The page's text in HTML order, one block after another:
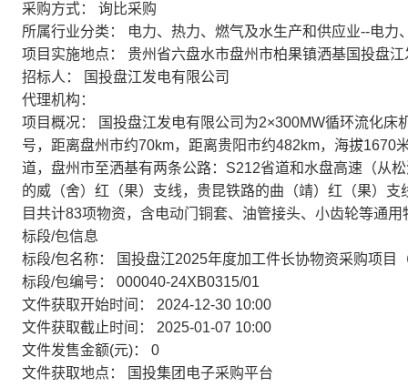
采购方式：
询比采购
所属行业分类：
电力、热力、燃气及水生产和供应业--电力
项目实施地点：
贵州省六盘水市盘州市柏果镇洒基国投盘
招标人：
国投盘江发电有限公司
代理机构：
项目概况：
国投盘江发电有限公司为2×300MW循环流化
号，距离盘州市约70km，距离贵阳市约482km，海拔1670
道，盘州市至洒基有两条公路：S212省道和水盘高速（从
的威（舍）红（果）支线，贵昆铁路的曲（靖）红（果）
目共计83项物资，含电动门铜套、油管接头、小齿轮等通用
标段/包信息
标段/包名称：
国投盘江2025年度加工件长协物资采购项目
标段/包编号：
000040-24XB0315/01
文件获取开始时间：
2024-12-30 10:00
文件获取截止时间：
2025-01-07 10:00
文件发售金额(元)：
0
文件获取地点：
国投集团电子采购平台